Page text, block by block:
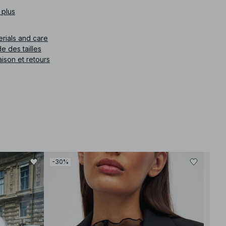
article
and care
des tailles
et retours
-30%